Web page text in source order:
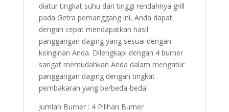
diatur tingkat suhu dan tinggi rendahnya grill
pada Getra pemanggang ini, Anda dapat
dengan cepat mendapatkan hasil
panggangan daging yang sesuai dengan
keinginan Anda. Dilengkapi dengan 4 burner
sangat memudahkan Anda dalam mengatur
panggangan daging dengan tingkat
pembakaran yang berbeda-beda.
Jumlah Burner : 4 Pilihan Burner